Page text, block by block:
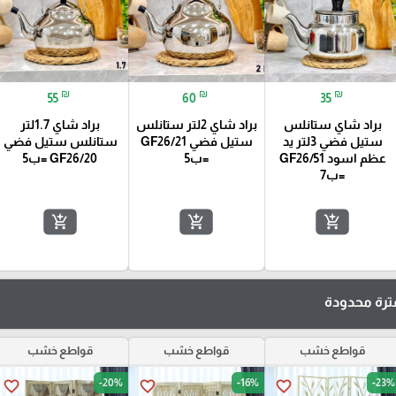
ستيل
35 ₪
براد شاي ستانلس
ستيل فضي 3لتر يد
عظم اسود GF26/51
=ب7
add_shopping_cart
60 ₪
براد شاي 2لتر ستانلس
ستيل فضي GF26/21
=ب5
add_shopping_cart
55 ₪
براد شاي 1.7لتر
ستانلس ستيل فضي
GF26/20 =ب5
add_shopping_cart
محدودة
قواطع خشب
favorite_border -23%
قواطع خشب
favorite_border -16%
قواطع خشب
favorite_border -20%